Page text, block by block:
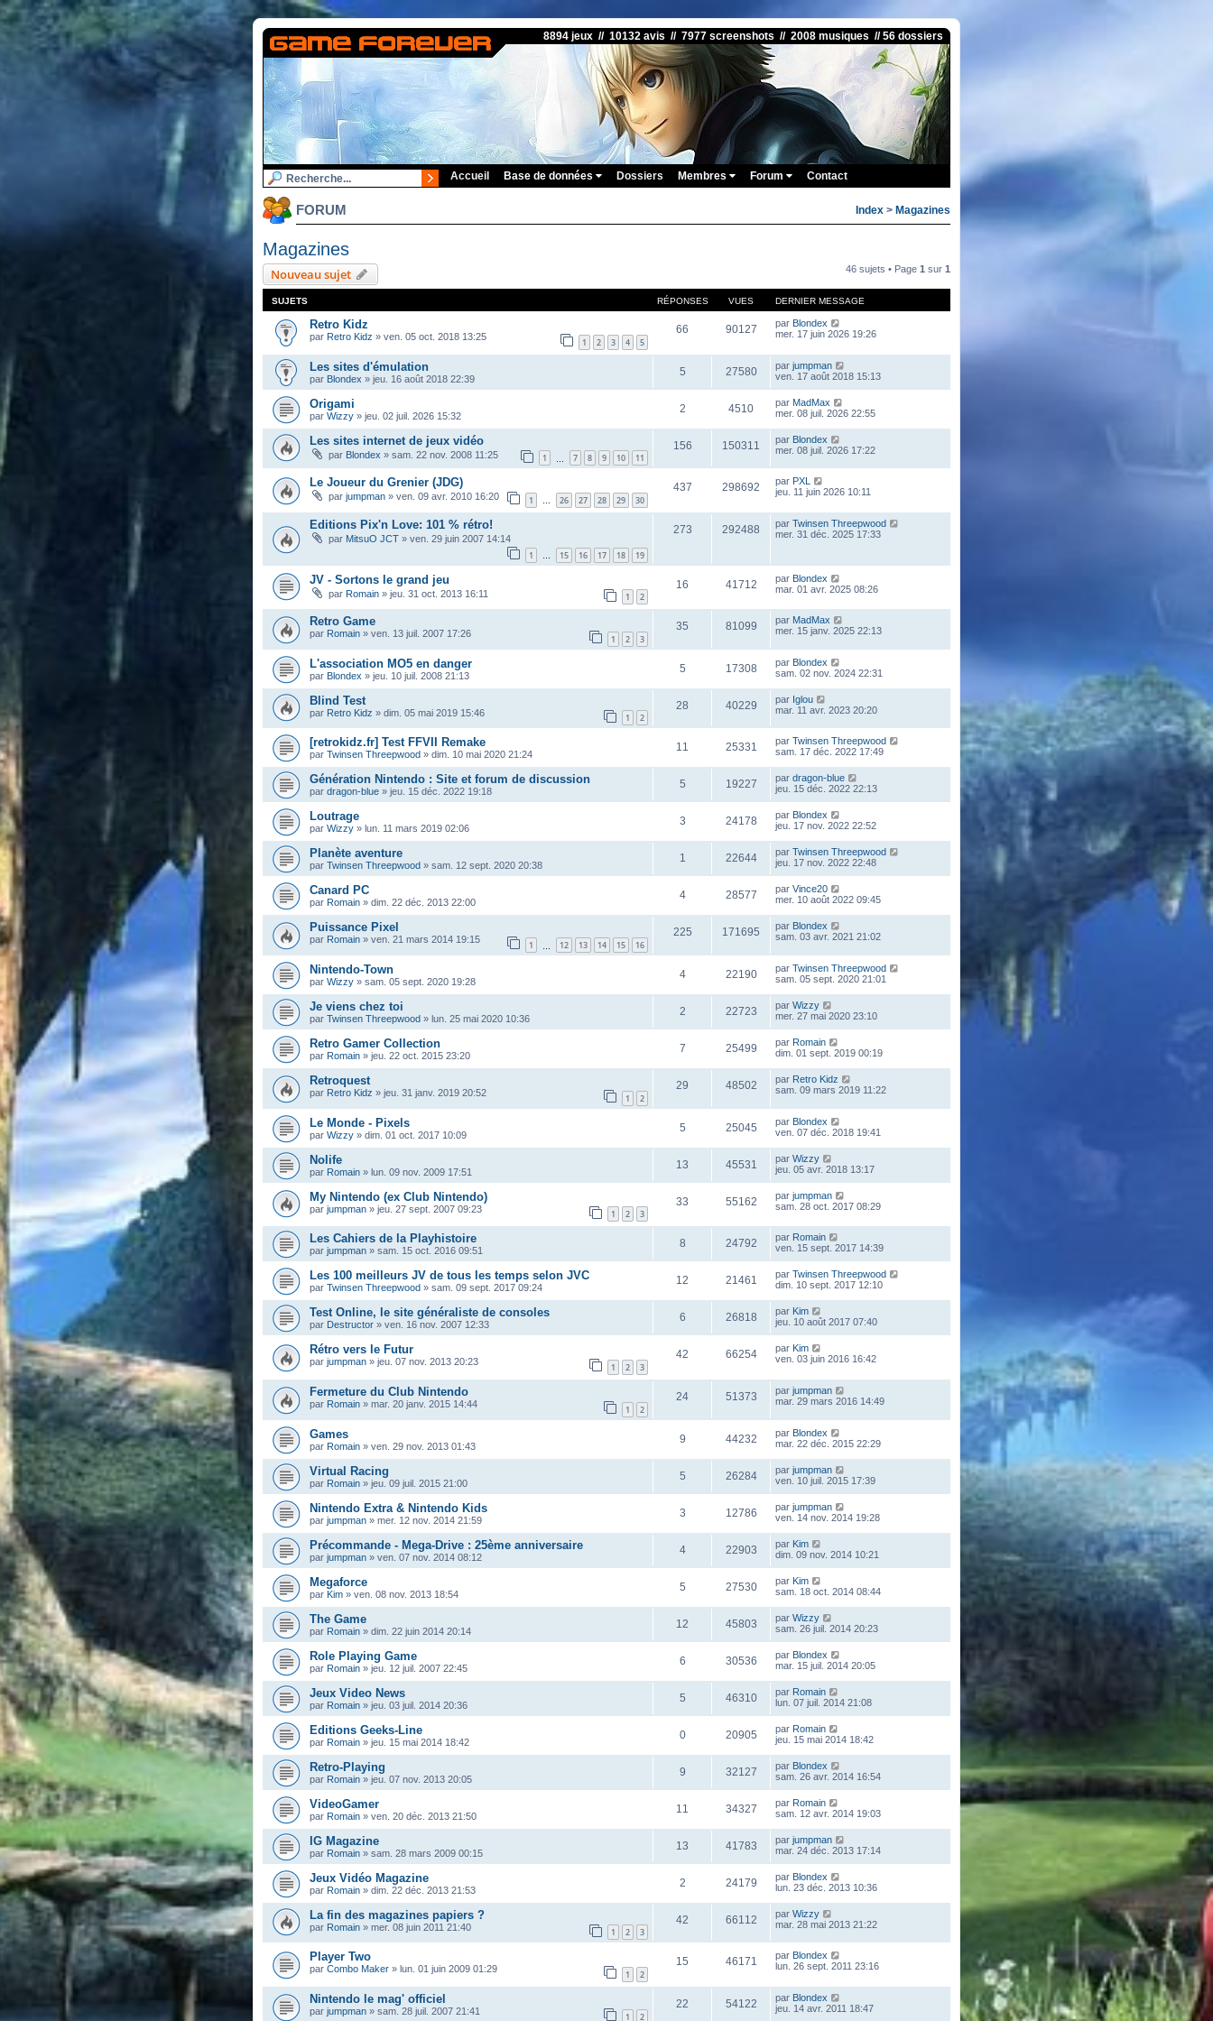
8894 jeux // 10132 avis // 7977 screenshots // 2008 musiques // 56 dossiers
Accueil Base de données Dossiers Membres Forum Contact
FORUM Index > Magazines
Magazines
Nouveau sujet 46 sujets • Page 1 sur 1
SUJETS RÉPONSES VUES DERNIER MESSAGE
Retro Kidz
par Retro Kidz » ven. 05 oct. 2018 13:25 1 2 3 4 5
66 90127 par Blondex
mer. 17 juin 2026 19:26
Les sites d'émulation
par Blondex » jeu. 16 août 2018 22:39
5 27580 par jumpman
ven. 17 août 2018 15:13
Origami
par Wizzy » jeu. 02 juil. 2026 15:32
2 4510 par MadMax
mer. 08 juil. 2026 22:55
Les sites internet de jeux vidéo
par Blondex » sam. 22 nov. 2008 11:25 1 7 8 9 10 11
156 150311 par Blondex
mer. 08 juil. 2026 17:22
Le Joueur du Grenier (JDG)
par jumpman » ven. 09 avr. 2010 16:20 1 … 26 27 28 29 30
437 298692 par PXL
jeu. 11 juin 2026 10:11
Editions Pix'n Love: 101 % rétro!
par MitsuO JCT » ven. 29 juin 2007 14:14
1 … 15 16 17 18 19
273 292488 par Twinsen Threepwood
mer. 31 déc. 2025 17:33
JV - Sortons le grand jeu
par Romain » jeu. 31 oct. 2013 16:11 1 2
16 41712 par Blondex
mar. 01 avr. 2025 08:26
Retro Game
par Romain » ven. 13 juil. 2007 17:26 1 2 3
35 81099 par MadMax
mer. 15 janv. 2025 22:13
L'association MO5 en danger
par Blondex » jeu. 10 juil. 2008 21:13
5 17308 par Blondex
sam. 02 nov. 2024 22:31
Blind Test
par Retro Kidz » dim. 05 mai 2019 15:46 1 2
28 40229 par Iglou
mar. 11 avr. 2023 20:20
[retrokidz.fr] Test FFVII Remake
par Twinsen Threepwood » dim. 10 mai 2020 21:24
11 25331 par Twinsen Threepwood
sam. 17 déc. 2022 17:49
Génération Nintendo : Site et forum de discussion
par dragon-blue » jeu. 15 déc. 2022 19:18
5 19227 par dragon-blue
jeu. 15 déc. 2022 22:13
Loutrage
par Wizzy » lun. 11 mars 2019 02:06
3 24178 par Blondex
jeu. 17 nov. 2022 22:52
Planète aventure
par Twinsen Threepwood » sam. 12 sept. 2020 20:38
1 22644 par Twinsen Threepwood
jeu. 17 nov. 2022 22:48
Canard PC
par Romain » dim. 22 déc. 2013 22:00
4 28577 par Vince20
mer. 10 août 2022 09:45
Puissance Pixel
par Romain » ven. 21 mars 2014 19:15 1 12 13 14 15 16
225 171695 par Blondex
sam. 03 avr. 2021 21:02
Nintendo-Town
par Wizzy » sam. 05 sept. 2020 19:28
4 22190 par Twinsen Threepwood
sam. 05 sept. 2020 21:01
Je viens chez toi
par Twinsen Threepwood » lun. 25 mai 2020 10:36
2 22723 par Wizzy
mer. 27 mai 2020 23:10
Retro Gamer Collection
par Romain » jeu. 22 oct. 2015 23:20
7 25499 par Romain
dim. 01 sept. 2019 00:19
Retroquest
par Retro Kidz » jeu. 31 janv. 2019 20:52 1 2
29 48502 par Retro Kidz
sam. 09 mars 2019 11:22
Le Monde - Pixels
par Wizzy » dim. 01 oct. 2017 10:09
5 25045 par Blondex
ven. 07 déc. 2018 19:41
Nolife
par Romain » lun. 09 nov. 2009 17:51
13 45531 par Wizzy
jeu. 05 avr. 2018 13:17
My Nintendo (ex Club Nintendo)
par jumpman » jeu. 27 sept. 2007 09:23 1 2 3
33 55162 par jumpman
sam. 28 oct. 2017 08:29
Les Cahiers de la Playhistoire
par jumpman » sam. 15 oct. 2016 09:51
8 24792 par Romain
ven. 15 sept. 2017 14:39
Les 100 meilleurs JV de tous les temps selon JVC
par Twinsen Threepwood » sam. 09 sept. 2017 09:24
12 21461 par Twinsen Threepwood
dim. 10 sept. 2017 12:10
Test Online, le site généraliste de consoles
par Destructor » ven. 16 nov. 2007 12:33
6 26818 par Kim
jeu. 10 août 2017 07:40
Rétro vers le Futur
par jumpman » jeu. 07 nov. 2013 20:23 1 2 3
42 66254 par Kim
ven. 03 juin 2016 16:42
Fermeture du Club Nintendo
par Romain » mar. 20 janv. 2015 14:44 1 2
24 51373 par jumpman
mar. 29 mars 2016 14:49
Games
par Romain » ven. 29 nov. 2013 01:43
9 44232 par Blondex
mar. 22 déc. 2015 22:29
Virtual Racing
par Romain » jeu. 09 juil. 2015 21:00
5 26284 par jumpman
ven. 10 juil. 2015 17:39
Nintendo Extra & Nintendo Kids
par jumpman » mer. 12 nov. 2014 21:59
3 12786 par jumpman
ven. 14 nov. 2014 19:28
Précommande - Mega-Drive : 25ème anniversaire
par jumpman » ven. 07 nov. 2014 08:12
4 22903 par Kim
dim. 09 nov. 2014 10:21
Megaforce
par Kim » ven. 08 nov. 2013 18:54
5 27530 par Kim
sam. 18 oct. 2014 08:44
The Game
par Romain » dim. 22 juin 2014 20:14
12 45803 par Wizzy
sam. 26 juil. 2014 20:23
Role Playing Game
par Romain » jeu. 12 juil. 2007 22:45
6 30536 par Blondex
mar. 15 juil. 2014 20:05
Jeux Video News
par Romain » jeu. 03 juil. 2014 20:36
5 46310 par Romain
lun. 07 juil. 2014 21:08
Editions Geeks-Line
par Romain » jeu. 15 mai 2014 18:42
0 20905 par Romain
jeu. 15 mai 2014 18:42
Retro-Playing
par Romain » jeu. 07 nov. 2013 20:05
9 32127 par Blondex
sam. 26 avr. 2014 16:54
VideoGamer
par Romain » ven. 20 déc. 2013 21:50
11 34327 par Romain
sam. 12 avr. 2014 19:03
IG Magazine
par Romain » sam. 28 mars 2009 00:15
13 41783 par jumpman
mar. 24 déc. 2013 17:14
Jeux Vidéo Magazine
par Romain » dim. 22 déc. 2013 21:53
2 24179 par Blondex
lun. 23 déc. 2013 10:36
La fin des magazines papiers ?
par Romain » mer. 08 juin 2011 21:40 1 2 3
42 66112 par Wizzy
mar. 28 mai 2013 21:22
Player Two
par Combo Maker » lun. 01 juin 2009 01:29 1 2
15 46171 par Blondex
lun. 26 sept. 2011 23:16
Nintendo le mag' officiel
par jumpman » sam. 28 juil. 2007 21:41 1 2
22 54122 par Blondex
jeu. 14 avr. 2011 18:47